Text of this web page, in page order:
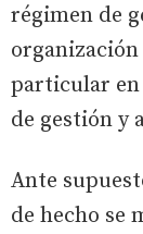
régimen de
particular
de gestión y
Ante
de hecho se